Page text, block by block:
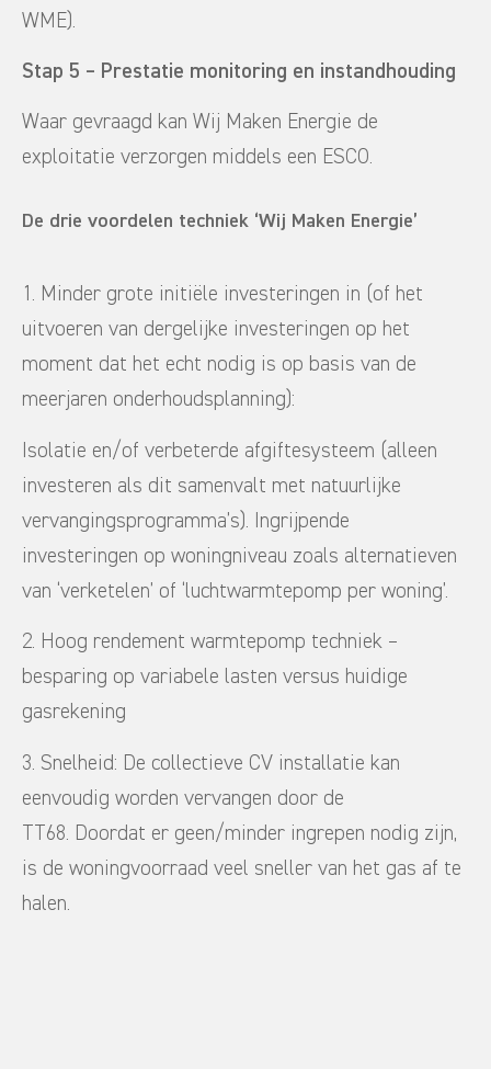
WME).
Stap 5 – Prestatie monitoring en instandhouding
Waar gevraagd kan Wij Maken Energie de
exploitatie verzorgen middels een ESCO.
De drie voordelen techniek ‘Wij Maken Energie’
1. Minder grote initiële investeringen in (of het
uitvoeren van dergelijke investeringen op het
moment dat het echt nodig is op basis van de
meerjaren onderhoudsplanning):
Isolatie en/of verbeterde afgiftesysteem (alleen
investeren als dit samenvalt met natuurlijke
vervangingsprogramma’s). Ingrijpende
investeringen op woningniveau zoals alternatieven
van ‘verketelen’ of ‘luchtwarmtepomp per woning’.
2. Hoog rendement warmtepomp techniek –
besparing op variabele lasten versus huidige
gasrekening
3. Snelheid: De collectieve CV installatie kan
eenvoudig worden vervangen door de
TT68. Doordat er geen/minder ingrepen nodig zijn,
is de woningvoorraad veel sneller van het gas af te
halen.